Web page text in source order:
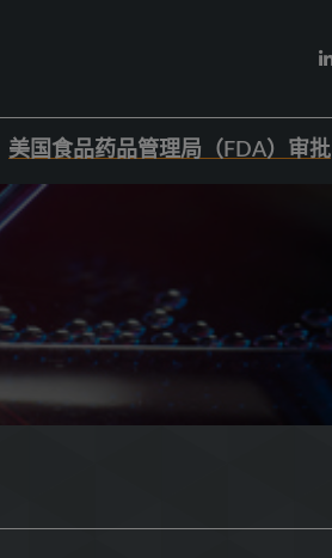
美国食品药品管理局（FDA）审批